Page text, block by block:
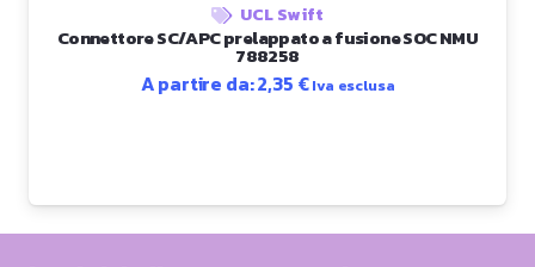
UCL Swift
Connettore SC/APC prelappato a fusione SOC NMU
788258
A partire da:2,35 €Iva esclusa